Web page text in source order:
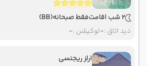
2 شب اقامت فقط صبحانه(BB)
دید اتاق :-لوکیشن :-
ارلز ریجنسی